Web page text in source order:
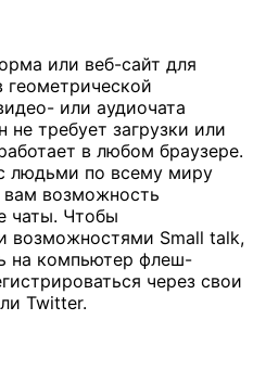
или веб-сайт для
геометрической
или аудиочата
не требует загрузки или
в любом браузере.
людьми по всему миру
вам возможность
чаты. Чтобы
возможностями Small talk,
на компьютер флеш-
через свои
Twitter.